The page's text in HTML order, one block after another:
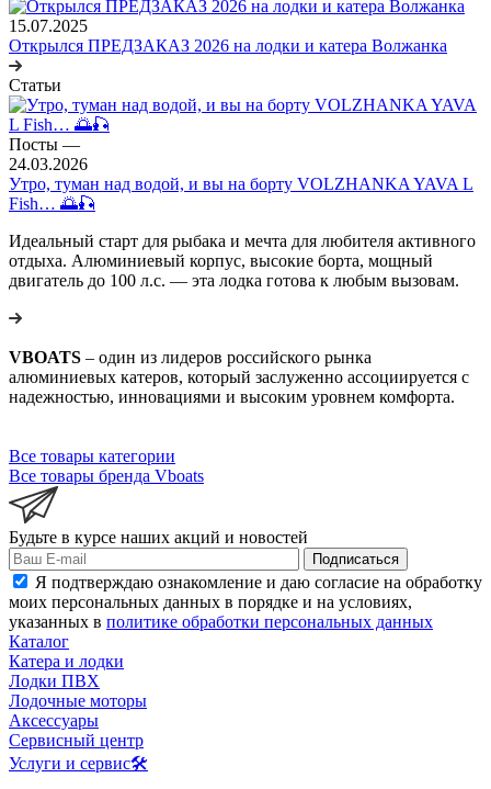
15.07.2025
Открылся ПРЕДЗАКАЗ 2026 на лодки и катера Волжанка
Статьи
Посты —
24.03.2026
Утро, туман над водой, и вы на борту VOLZHANKA YAVA L
Fish… 🌅🎣
Идеальный старт для рыбака и мечта для любителя активного
отдыха. Алюминиевый корпус, высокие борта, мощный
двигатель до 100 л.с. — эта лодка готова к любым вызовам.
VBOATS – один из лидеров российского рынка
алюминиевых катеров, который заслуженно ассоциируется с
надежностью, инновациями и высоким уровнем комфорта.
Все товары категории
Все товары бренда Vboats
Будьте в курсе наших акций и новостей
Подписаться
Я подтверждаю ознакомление и даю согласие на обработку
моих персональных данных в порядке и на условиях,
указанных в политике обработки персональных данных
Каталог
Катера и лодки
Лодки ПВХ
Лодочные моторы
Аксессуары
Сервисный центр
Услуги и сервис🛠️